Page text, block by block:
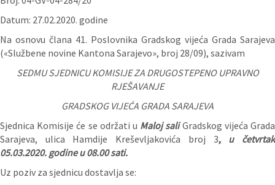
Datum: 27.02.2020. godine
Na osnovu člana 41. Poslovnika Gradskog vijeća Grada Sarajeva
(«Službene novine Kantona Sarajevo», broj 28/09), sazivam
SEDMU SJEDNICUKOMISIJE ZA DRUGOSTEPENO UPRAVNO
RJEŠAVANJE
GRADSKOG VIJEĆA GRADA SARAJEVA
Sjednica Komisije će se održati u Maloj saliGradskog vijeća Grada
Sarajeva, ulica Hamdije Kreševljakovića broj 3, u četvrtak
05.03.2020. godine u 08.00 sati.
Uz poziv za sjednicu dostavlja se: